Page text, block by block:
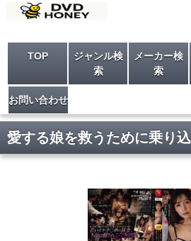
TOP
ジャンル検
索
メーカー検
索
お問い合わせ